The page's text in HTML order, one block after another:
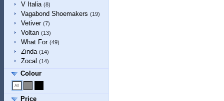
V Italia (8)
Vagabond Shoemakers (19)
Vetiver (7)
Voltan (13)
What For (49)
Zinda (14)
Zocal (14)
Colour
Price